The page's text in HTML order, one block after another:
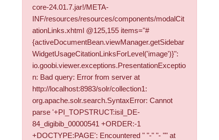
core-24.01.7.jar!/META-
INF/resources/resources/components/modalCit
ationLinks.xhtml @125,155 items="#
{activeDocumentBean.viewManager.getSidebar
WidgetUsageCitationLinksForLevel('image')}":
io.goobi.viewer.exceptions.PresentationExceptio
n: Bad query: Error from server at
http://localhost:8983/solr/collection1:
org.apache.solr.search.SyntaxError: Cannot
parse '+PI_TOPSTRUCT:isil_DE-
84_digibib_00000541 +ORDER:-1
+DOCTYPE:PAGE': Encountered " "-" "- "" at